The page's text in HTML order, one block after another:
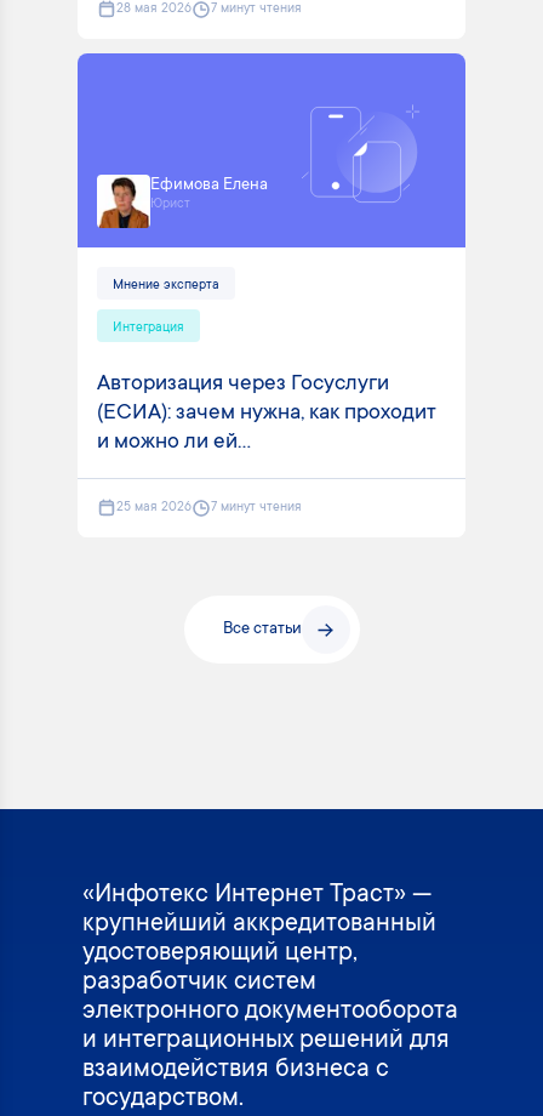
28 мая 2026 7 минут чтения
Ефимова Елена
Юрист
Мнение эксперта
Интеграция
Авторизация через Госуслуги
(ЕСИА): зачем нужна, как проходит
и можно ли ей...
25 мая 2026 7 минут чтения
Все статьи
«Инфотекс Интернет Траст» —
крупнейший аккредитованный
удостоверяющий центр,
разработчик систем
электронного документооборота
и интеграционных решений для
взаимодействия бизнеса с
государством.